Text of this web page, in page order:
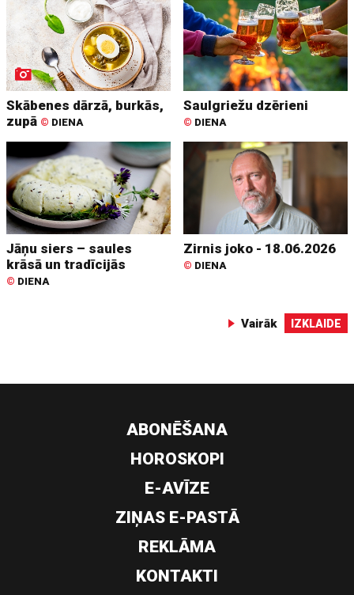
Skābenes dārzā, burkās,
zupā © DIENA
Saulgriežu dzērieni
© DIENA
Jāņu siers – saules
krāsā un tradīcijās
© DIENA
Zirnis joko - 18.06.2026
© DIENA
Vairāk IZKLAIDE
ABONĒŠANA
HOROSKOPI
E-AVĪZE
ZIŅAS E-PASTĀ
REKLĀMA
KONTAKTI